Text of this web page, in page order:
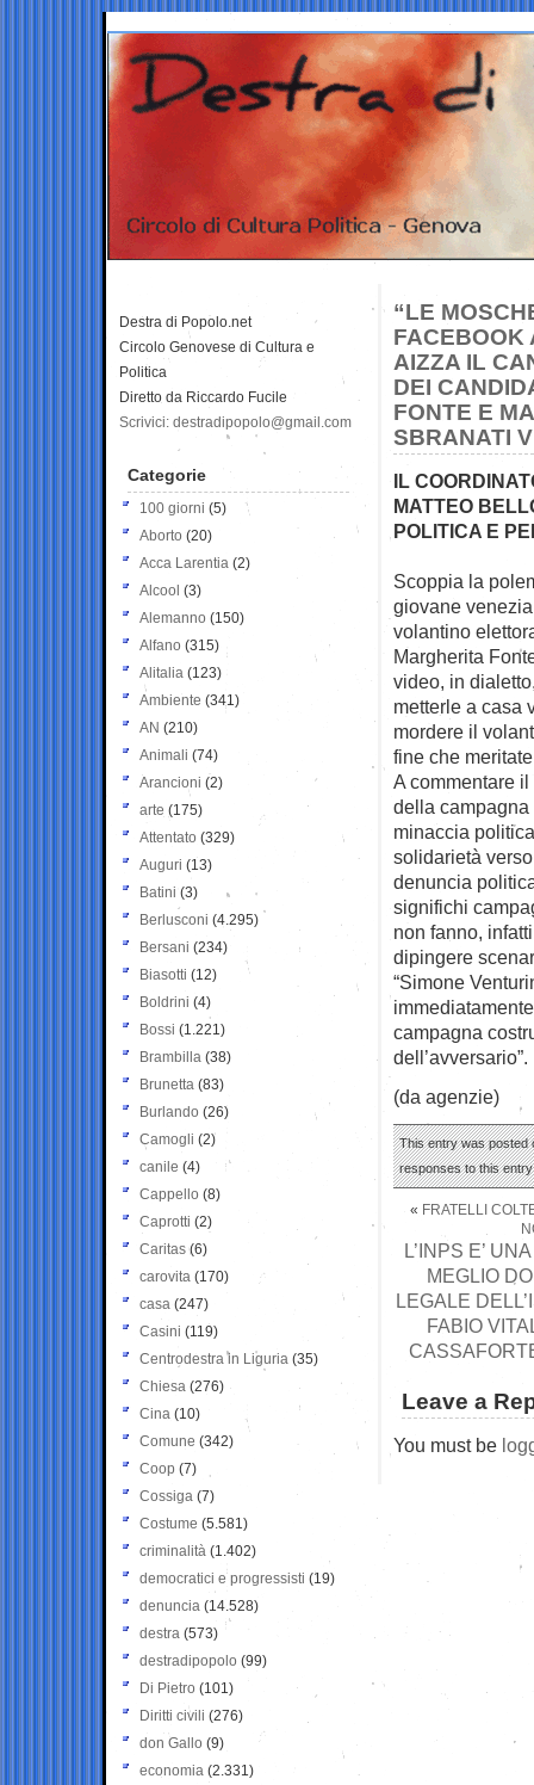
“LE
FACEBOOK
AIZZA IL
DEI
FONTE E
SBRANATI
IL
MATTEO
POLITICA E
Scoppia la
giovane
volantino
Margherita
video, in
metterle a casa
mordere il
fine che
A commentare
della campagna
minaccia
solidarietà
denuncia
significhi
non fanno,
dipingere
“Simone
campagna
dell’avversario”.
(da agenzie)
This entry was posted
responses to this
« FRATELLI
L’INPS E’
MEGLIO
LEGALE
FABIO
Leave a
You must be
Destra di Popolo.net
Circolo Genovese di Cultura e
Politica
Diretto da Riccardo Fucile
Scrivici: destradipopolo@gmail.com
Categorie
100 giorni (5)
Aborto (20)
Acca Larentia (2)
Alcool (3)
Alemanno (150)
Alfano (315)
Alitalia (123)
Ambiente (341)
AN (210)
Animali (74)
Arancioni (2)
arte (175)
Attentato (329)
Auguri (13)
Batini (3)
Berlusconi (4.295)
Bersani (234)
Biasotti (12)
Boldrini (4)
Bossi (1.221)
Brambilla (38)
Brunetta (83)
Burlando (26)
Camogli (2)
canile (4)
Cappello (8)
Caprotti (2)
Caritas (6)
carovita (170)
casa (247)
Casini (119)
Centrodestra in Liguria (35)
Chiesa (276)
Cina (10)
Comune (342)
Coop (7)
Cossiga (7)
Costume (5.581)
criminalità (1.402)
democratici e progressisti (19)
denuncia (14.528)
destra (573)
destradipopolo (99)
Di Pietro (101)
Diritti civili (276)
don Gallo (9)
economia (2.331)